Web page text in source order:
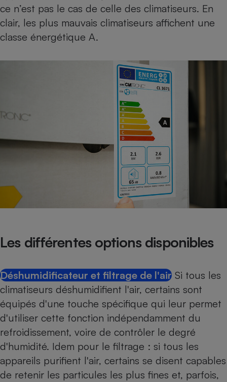
ce n’est pas le cas de celle des climatiseurs. En
clair, les plus mauvais climatiseurs affichent une
classe énergétique A.
Les différentes options disponibles
Déshumidificateur et filtrage de l'air Si tous les
climatiseurs déshumidifient l'air, certains sont
équipés d'une touche spécifique qui leur permet
d'utiliser cette fonction indépendamment du
refroidissement, voire de contrôler le degré
d'humidité. Idem pour le filtrage : si tous les
appareils purifient l'air, certains se disent capables
de retenir les particules les plus fines et, parfois,